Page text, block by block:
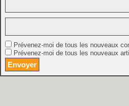
Prévenez-moi de tous les nouveaux
Prévenez-moi de tous les nouveaux